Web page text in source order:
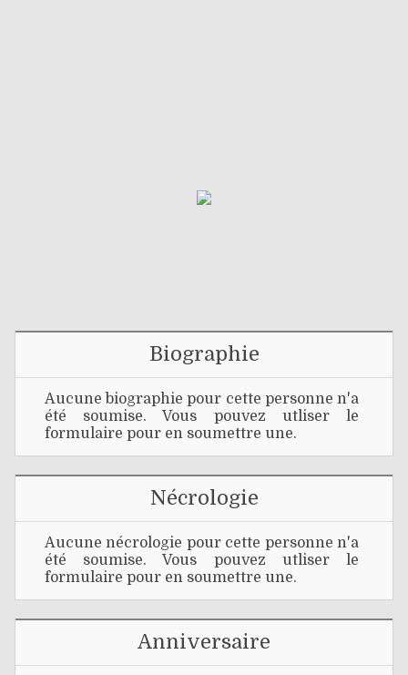
Biographie
Aucune biographie pour cette personne n'a
été soumise. Vous pouvez utliser le
formulaire pour en soumettre une.
Nécrologie
Aucune nécrologie pour cette personne n'a
été soumise. Vous pouvez utliser le
formulaire pour en soumettre une.
Anniversaire